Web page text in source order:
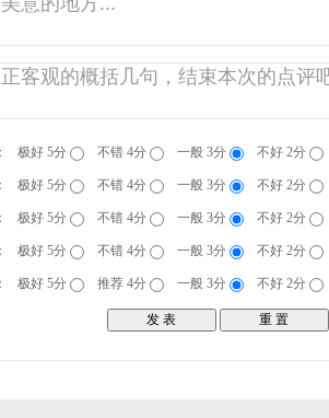
极好 5分 不错 4分 一般 3分 不好 2分
极好 5分 不错 4分 一般 3分 不好 2分
极好 5分 不错 4分 一般 3分 不好 2分
极好 5分 不错 4分 一般 3分 不好 2分
极好 5分 推荐 4分 一般 3分 不好 2分